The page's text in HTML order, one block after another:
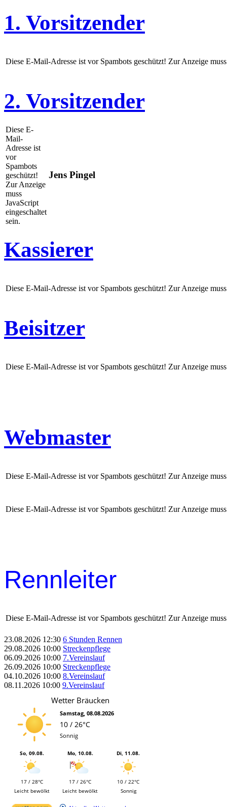
1. Vorsitzender
Diese E-Mail-Adresse ist vor Spambots geschützt! Zur Anzeige
2. Vorsitzender
Diese E-
Mail-
Adresse ist
vor
Spambots
geschützt!
Zur Anzeige
muss
JavaScript
eingeschaltet
sein.
Jens Pingel
Kassierer
Diese E-Mail-Adresse ist vor Spambots geschützt! Zur Anzeige
Beisitzer
Diese E-Mail-Adresse ist vor Spambots geschützt! Zur Anzeige
Webmaster
Diese E-Mail-Adresse ist vor Spambots geschützt! Zur Anzeige
Diese E-Mail-Adresse ist vor Spambots geschützt! Zur Anzeige
Rennleiter
Diese E-Mail-Adresse ist vor Spambots geschützt! Zur Anzeige
23.08.2026 12:30 6 Stunden Rennen
29.08.2026 10:00 Streckenpflege
06.09.2026 10:00 7.Vereinslauf
26.09.2026 10:00 Streckenpflege
04.10.2026 10:00 8.Vereinslauf
08.11.2026 10:00 9.Vereinslauf
Wetter Bräucken
Samstag, 08.08.2026
10 / 26°C
Sonnig
So, 09.08.
17 / 28°C
Leicht bewölkt
Mo, 10.08.
17 / 26°C
Leicht bewölkt
Di, 11.08.
10 / 22°C
Sonnig